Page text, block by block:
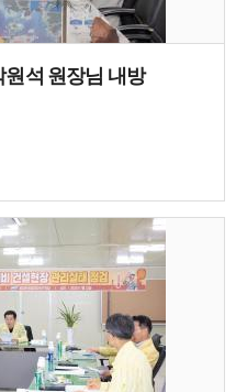
석 원장님 내방